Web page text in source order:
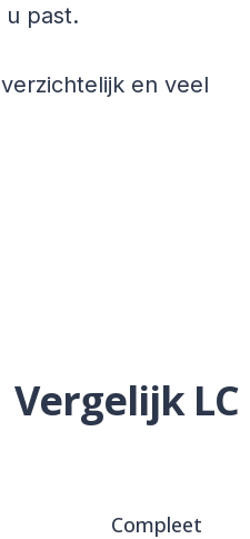
past.
en veel
Vergelijk
Compleet